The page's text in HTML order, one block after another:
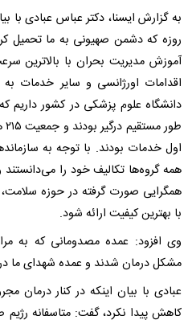
روزه که دشمن صهیونی به ما تحمیل
آموزش مدیریت بحران با بالاترین
اول خدمات بودند. با توجه به
همه گروه‌ها تکالیف خود را می‌دانستند
همگرایی صورت گرفته در حوزه
با بهترین کیفیت ارائه شود.
وی افزود: عمده مصدومانی که به
مشکل درمان شدند و عمده شهدای ما
عبادی با بیان اینکه در کنار
کاهش پیدا نکرد، گفت: متاسفانه